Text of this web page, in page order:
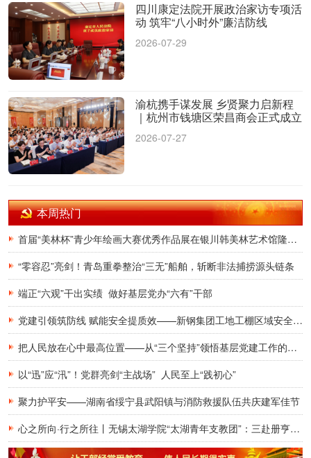
四川康定法院开展政治家访专项活
动 筑牢“八小时外”廉洁防线
2026-07-29
渝杭携手谋发展 乡贤聚力启新程
｜杭州市钱塘区荣昌商会正式成立
2026-07-27
本周热门
首届“美林杯”青少年绘画大赛优秀作品展在银川韩美林艺术馆隆重开幕
“零容忍”亮剑！青岛重拳整治“三无”船舶，斩断非法捕捞源头链条
端正“六观”干出实绩 做好基层党办“六有”干部
党建引领筑防线 赋能安全提质效——新钢集团工地工棚区域安全管理创新实践研究
把人民放在心中最高位置——从“三个坚持”领悟基层党建工作的为民初心
以“迅”应“汛”！党群亮剑“主战场” 人民至上“践初心”
聚力护平安——湖南省绥宁县武阳镇与消防救援队伍共庆建军佳节
心之所向·行之所往丨无锡太湖学院“太湖青年支教团”：三赴册亨，十年之约再启盛夏